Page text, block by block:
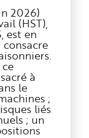
2026)
(HST),
est en
à
le
;
liés
; un